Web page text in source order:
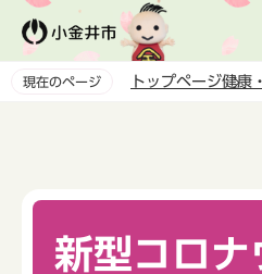
ペ
現在のページ トップページ健康
新型コロナ